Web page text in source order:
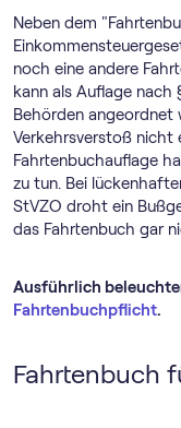
Neben dem
noch eine andere
kann als Auflage nach
Behörden angeordnet
Verkehrsverstoß nicht
Fahrtenbuchauflage
zu tun. Bei
StVZO droht ein
das Fahrtenbuch gar
Ausführlich
Fahrtenbuchpflicht.
Fahrtenbuch